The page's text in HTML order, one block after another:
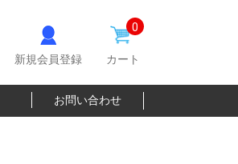
新規会員登録
0
カート
お問い合わせ